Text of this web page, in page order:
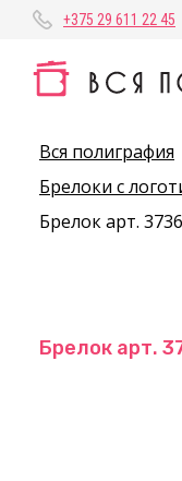
+375 29 611 22 45
Вся полиграфия
Брелоки с
Брелок арт.
Брелок арт.